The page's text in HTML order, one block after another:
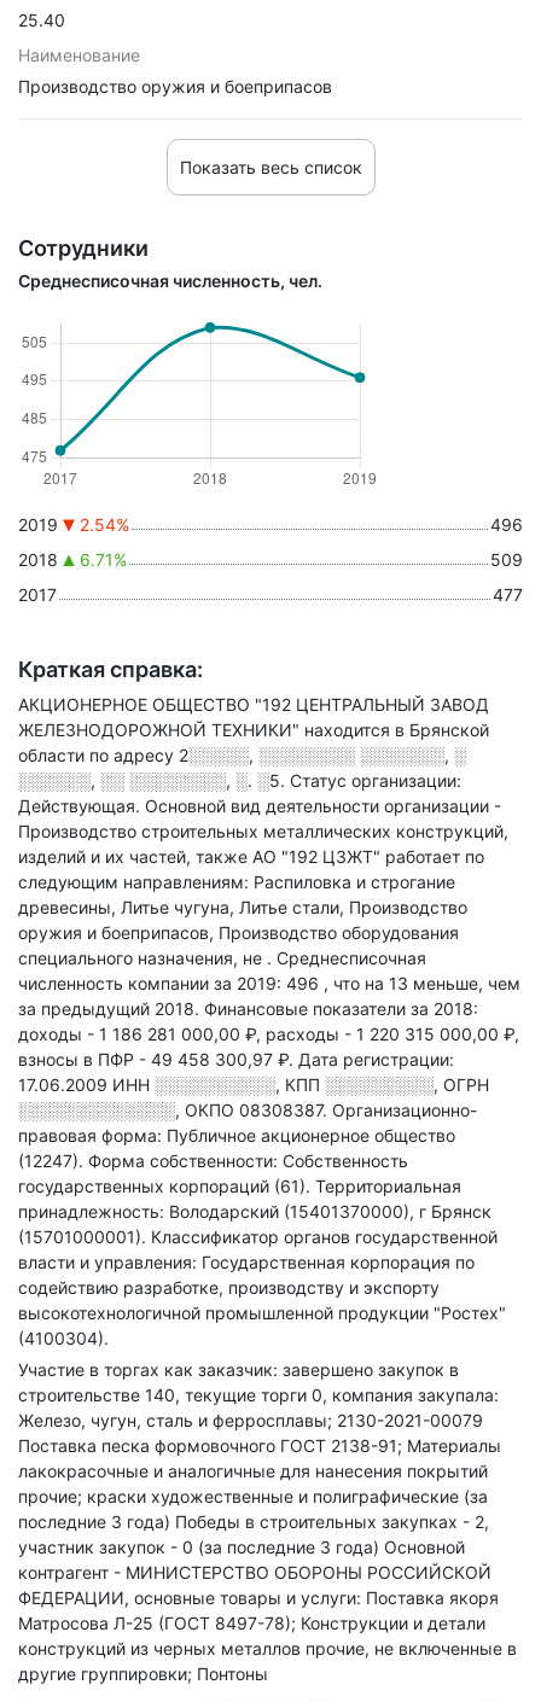
25.40
Наименование
Производство оружия и боеприпасов
Показать весь список
Сотрудники
Среднесписочная численность, чел.
2019 2.54%
496
2018
6.71%
509
2017
477
Краткая справка:
АКЦИОНЕРНОЕ ОБЩЕСТВО "192 ЦЕНТРАЛЬНЫЙ ЗАВОД
ЖЕЛЕЗНОДОРОЖНОЙ ТЕХНИКИ" находится в Брянской
области по адресу 2░░░░░, ░░░░░░░░ ░░░░░░░, ░
░░░░░░, ░░ ░░░░░░░░, ░. ░5. Статус организации:
Действующая. Основной вид деятельности организации -
Производство строительных металлических конструкций,
изделий и их частей, также АО "192 ЦЗЖТ" работает по
следующим направлениям: Распиловка и строгание
древесины, Литье чугуна, Литье стали, Производство
оружия и боеприпасов, Производство оборудования
специального назначения, не . Среднесписочная
численность компании за 2019: 496 , что на 13 меньше, чем
за предыдущий 2018. Финансовые показатели за 2018:
доходы - 1 186 281 000,00 ₽, расходы - 1 220 315 000,00 ₽,
взносы в ПФР - 49 458 300,97 ₽. Дата регистрации:
17.06.2009 ИНН ░░░░░░░░░░, КПП ░░░░░░░░░, ОГРН
░░░░░░░░░░░░░, ОКПО 08308387. Организационно-
правовая форма: Публичное акционерное общество
(12247). Форма собственности: Собственность
государственных корпораций (61). Территориальная
принадлежность: Володарский (15401370000), г Брянск
(15701000001). Классификатор органов государственной
власти и управления: Государственная корпорация по
содействию разработке, производству и экспорту
высокотехнологичной промышленной продукции "Ростех"
(4100304).
Участие в торгах как заказчик: завершено закупок в
строительстве 140, текущие торги 0, компания закупала:
Железо, чугун, сталь и ферросплавы; 2130-2021-00079
Поставка песка формовочного ГОСТ 2138-91; Материалы
лакокрасочные и аналогичные для нанесения покрытий
прочие; краски художественные и полиграфические (за
последние 3 года) Победы в строительных закупках - 2,
участник закупок - 0 (за последние 3 года) Основной
контрагент - МИНИСТЕРСТВО ОБОРОНЫ РОССИЙСКОЙ
ФЕДЕРАЦИИ, основные товары и услуги: Поставка якоря
Матросова Л-25 (ГОСТ 8497-78); Конструкции и детали
конструкций из черных металлов прочие, не включенные в
другие группировки; Понтоны